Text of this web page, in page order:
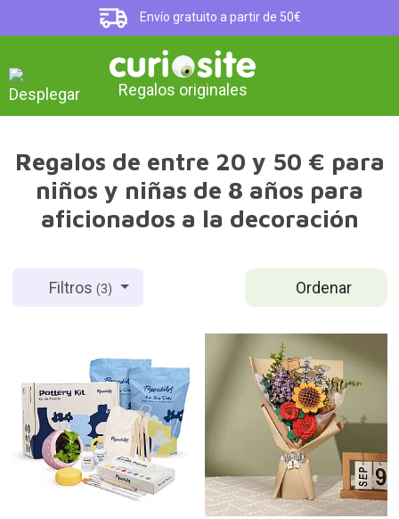
Envío gratuito a partir de 50€
Regalos originales
Regalos de entre 20 y 50 € para
niños y niñas de 8 años para
aficionados a la decoración
Ordenar
Filtros(3)